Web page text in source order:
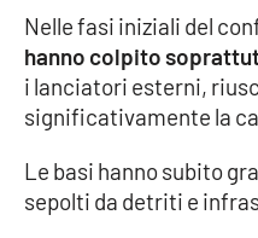
Lactv.it
Laconair.it
Lacitymag.it
Nelle fasi iniziali del
hanno colpito
i lanciatori esterni,
significativamente la
Le basi hanno subito
sepolti da detriti e